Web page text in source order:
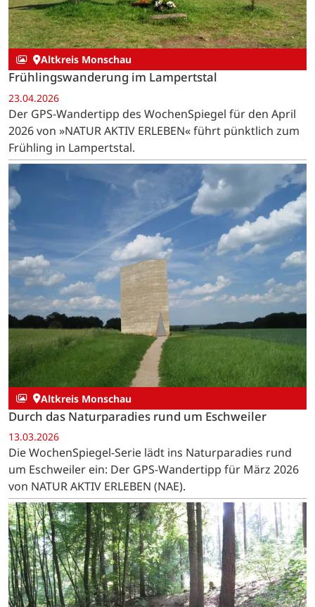
Altkreis Monschau
Frühlingswanderung im Lampertstal
23.04.2026
Der GPS-Wandertipp des WochenSpiegel für den April
2026 von »NATUR AKTIV ERLEBEN« führt pünktlich zum
Frühling in Lampertstal.
Altkreis Monschau
Durch das Naturparadies rund um Eschweiler
13.03.2026
Die WochenSpiegel-Serie lädt ins Naturparadies rund
um Eschweiler ein: Der GPS-Wandertipp für März 2026
von NATUR AKTIV ERLEBEN (NAE).